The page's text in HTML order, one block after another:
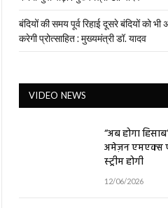
बंदियों की समय पूर्व रिहाई दूसरे बंदियों को
करेगी प्रोत्साहित : मुख्यमंत्री डॉ. यादव
VIDEO NEWS
“अब होगा
अमेज़न एमएक्स
स्ट्रीम होगी
12/06/2026